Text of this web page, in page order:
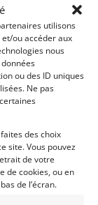
utilisons
ou accéder aux
nous
ou des ID uniques
Ne pas
des choix
site. Vous pouvez
de votre
de cookies, ou en
de l’écran.
de la
sur route
Dallara fait
plus qu’une
mouvement,
à chaque
Km depuis